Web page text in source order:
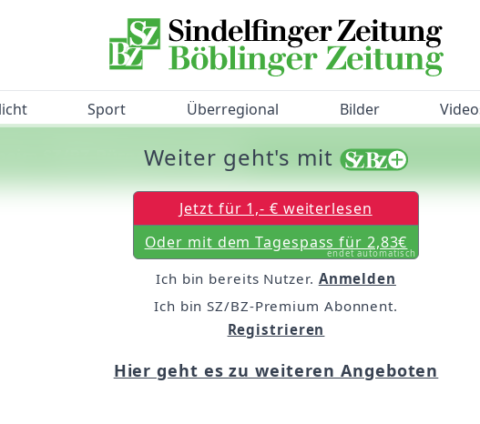
Sport Überregional Bilder
SZ/BZ-Bürgerbarometer!
Weiter geht's mit
Jetzt für 1,- € weiterlesen
Oder mit dem Tagespass für 2,83€
endet automatisch
Ich bin bereits Nutzer. Anmelden
Ich bin SZ/BZ-Premium Abonnent.
Registrieren
Hier geht es zu weiteren Angeboten